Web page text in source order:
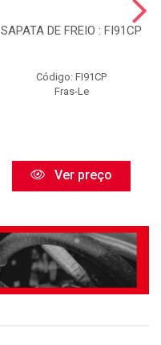
SAPATA DE FREIO : FI91CP
Código: FI91CP
Fras-Le
Ver preço